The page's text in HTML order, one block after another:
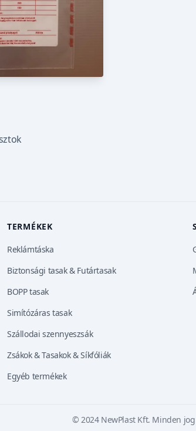
TERMÉKEK
Reklámtáska
Biztonsági tasak & Futártasak
BOPP tasak
Simítózáras tasak
Szállodai szennyeszsák
Zsákok & Tasakok & Síkfóliák
Egyéb termékek
© 2024 NewPlast Kft. Minden